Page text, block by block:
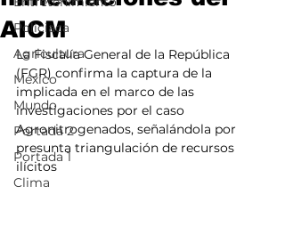
Policiaca
Agricultura
México
Mundo
Portada 2
Portada 1
Clima
AICM
La Fiscalía General de la República
(FGR) confirma la captura de la
implicada en el marco de las
investigaciones por el caso
Agronitrogenados, señalándola por
presunta triangulación de recursos
ilícitos